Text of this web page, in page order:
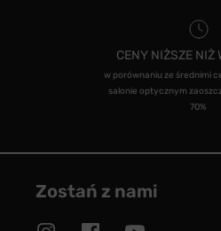
CENY NIŻSZE NIŻ
w porównaniu ze średnimi
salonie optycznym
70%
Zostań z nami